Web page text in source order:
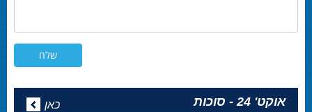
אוקט' 24 - סוכות כאן